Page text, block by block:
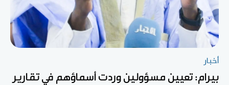
أخبار
بيرام: تعيين مسؤولين وردت أسماؤهم في تقارير